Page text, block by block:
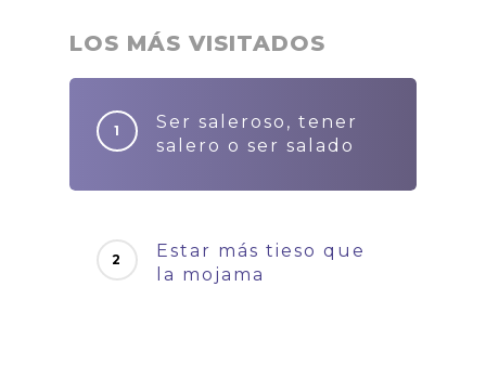
LOS MÁS VISITADOS
Ser saleroso, tener
salero o ser salado
Estar más tieso que
la mojama